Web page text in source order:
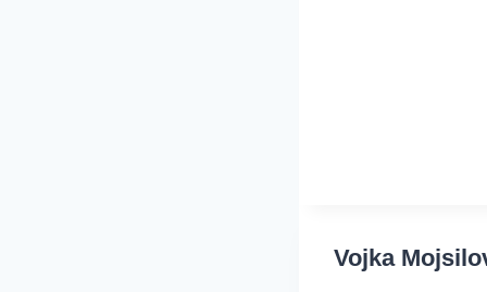
Vojka